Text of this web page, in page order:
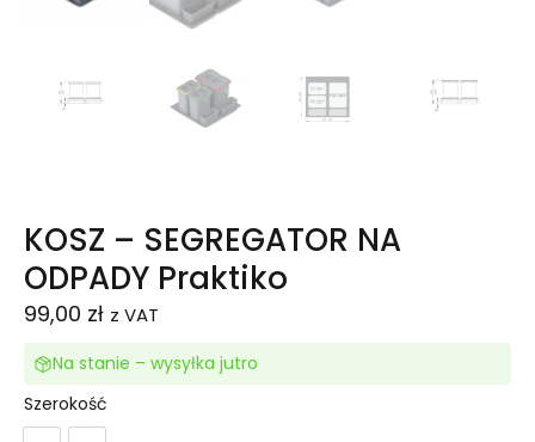
KOSZ – SEGREGATOR NA
ODPADY Praktiko
99,00 zł z VAT
Na stanie – wysyłka jutro
Szerokość